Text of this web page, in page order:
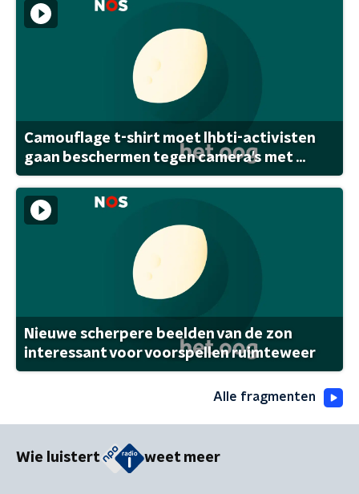
Camouflage t-shirt moet lhbti-activisten
gaan beschermen tegen camera's met ...
Nieuwe scherpere beelden van de zon
interessant voor voorspellen ruimteweer
Alle fragmenten
Wie luistert weet meer